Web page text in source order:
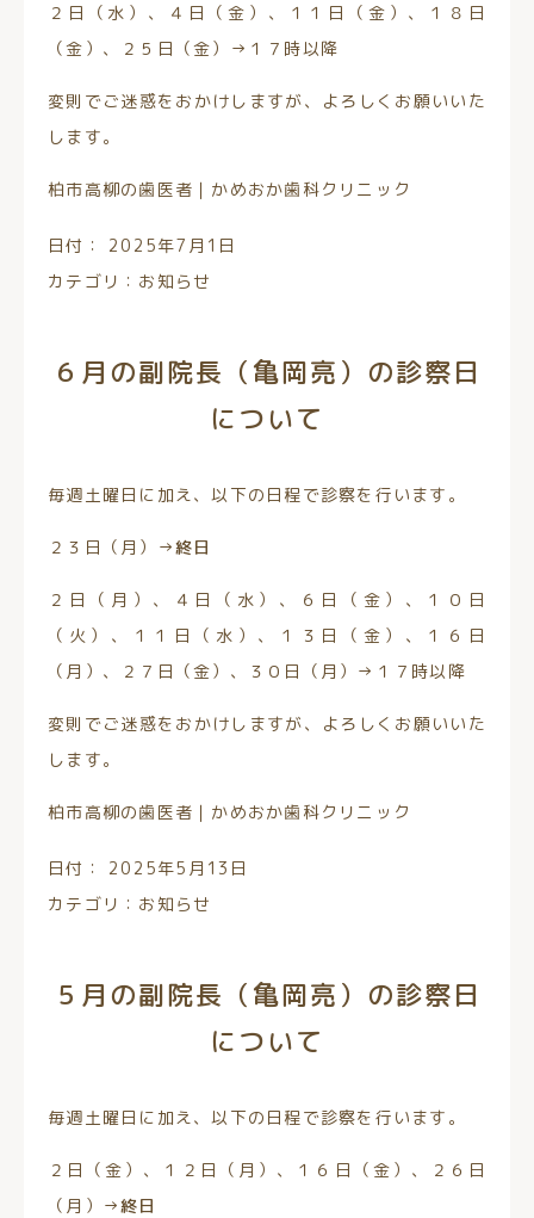
２日（水）、４日（金）、１１日（金）、１８日
（金）、２５日（金）→１７時以降
変則でご迷惑をおかけしますが、よろしくお願いいた
します。
柏市高柳の歯医者｜かめおか歯科クリニック
日付： 2025年7月1日
カテゴリ： お知らせ
６月の副院長（亀岡亮）の診察日
について
毎週土曜日に加え、以下の日程で診察を行います。
２３日（月）→終日
２日（月）、４日（水）、６日（金）、１０日
（火）、１１日（水）、１３日（金）、１６日
（月）、２７日（金）、３０日（月）→１７時以降
変則でご迷惑をおかけしますが、よろしくお願いいた
します。
柏市高柳の歯医者｜かめおか歯科クリニック
日付： 2025年5月13日
カテゴリ： お知らせ
５月の副院長（亀岡亮）の診察日
について
毎週土曜日に加え、以下の日程で診察を行います。
２日（金）、１２日（月）、１６日（金）、２６日
（月）→終日